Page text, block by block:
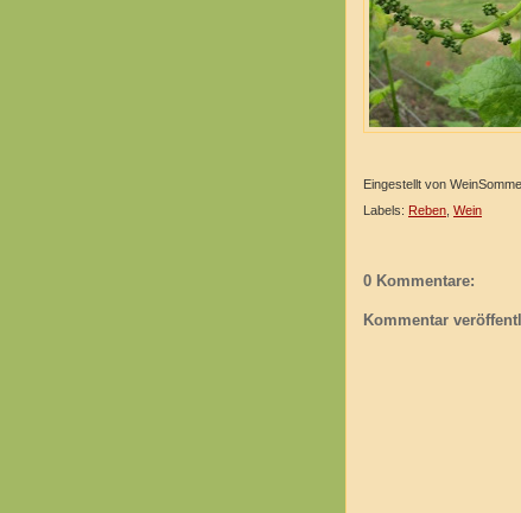
Eingestellt von
Labels: Reben Wein
0 Kommentare:
Kommentar